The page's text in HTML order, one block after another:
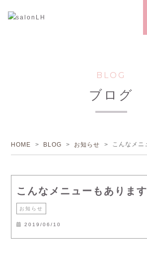
BLOG
ブログ
HOME > BLOG > お知らせ >
こんなメニューもあります
お知らせ
2019/06/10